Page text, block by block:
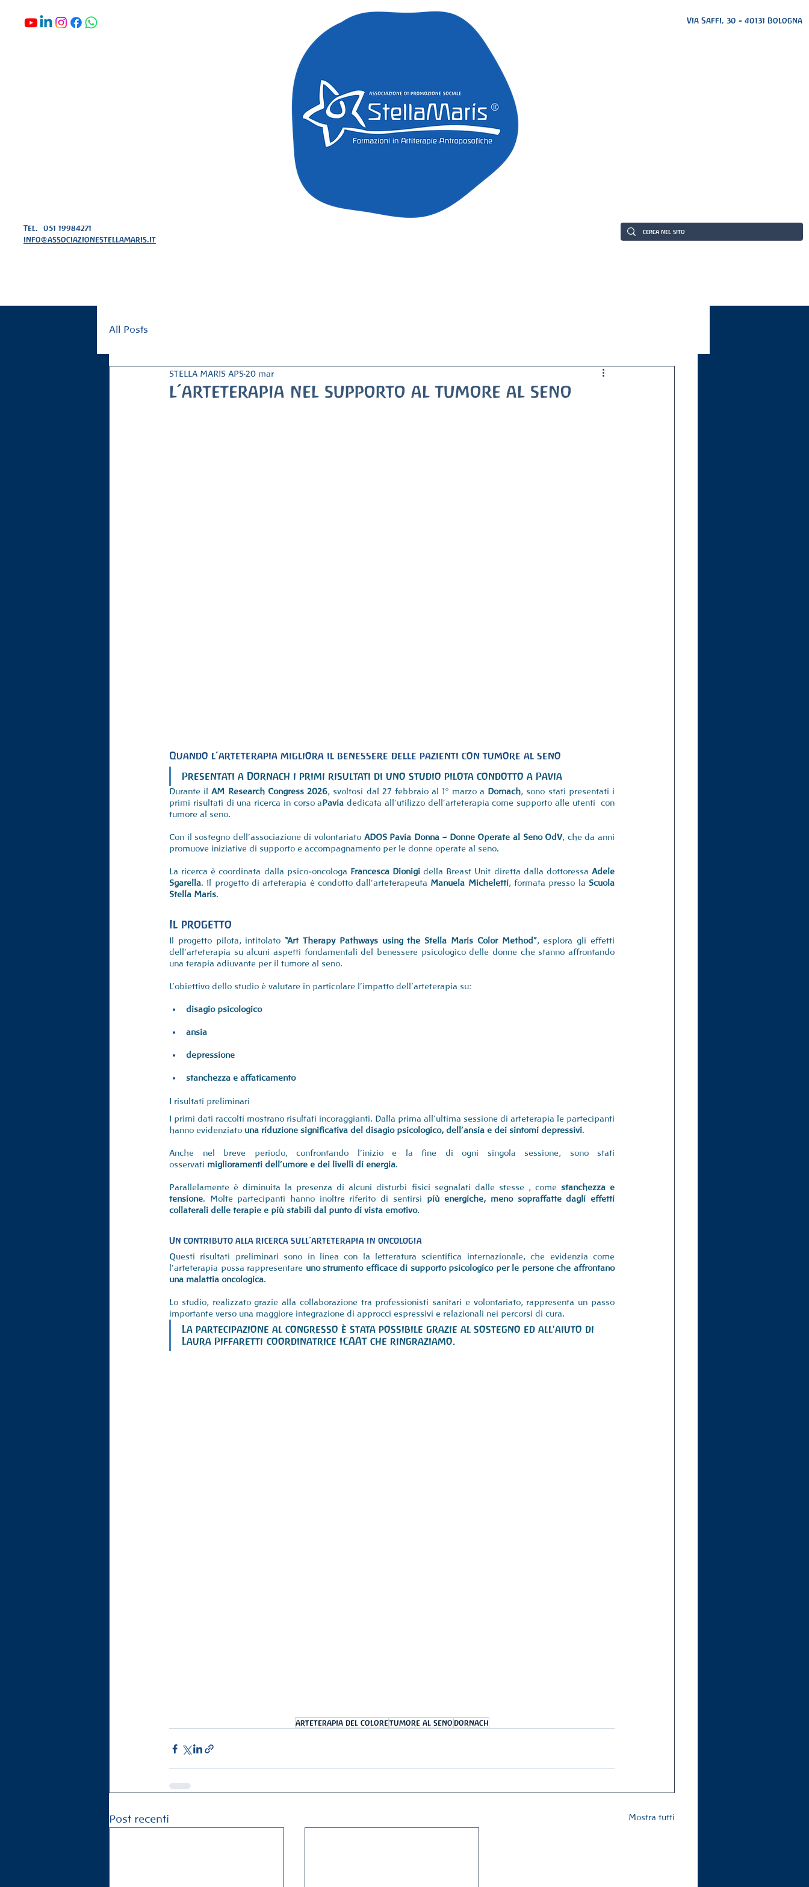
Tel. 051 19984271
info@associazionestellamaris.it
Via Saffi, 30 - 40131 Bologna
All Posts
l’arteterapia nel supporto al tumore al seno
STELLA MARIS APS20 mar
Quando l’arteterapia migliora il benessere delle pazienti con tumore al seno
Presentati a Dornach i primi risultati di uno studio pilota condotto a Pavia
Durante il AM Research Congress 2026, svoltosi dal 27 febbraio al 1° marzo a Dornach, sono stati presentati i
primi risultati di una ricerca in corso aPavia dedicata all’utilizzo dell’arteterapia come supporto alle utenti  con
tumore al seno.
Con il sostegno dell’associazione di volontariato ADOS Pavia Donna – Donne Operate al Seno OdV, che da anni
promuove iniziative di supporto e accompagnamento per le donne operate al seno.
La ricerca è coordinata dalla psico-oncologa Francesca Dionigi della Breast Unit diretta dalla dottoressa Adele
Sgarella. Il progetto di arteterapia è condotto dall’arteterapeuta Manuela Micheletti, formata presso la Scuola
Stella Maris.
Il progetto
Il progetto pilota, intitolato “Art Therapy Pathways using the Stella Maris Color Method”, esplora gli effetti
dell’arteterapia su alcuni aspetti fondamentali del benessere psicologico delle donne che stanno affrontando
una terapia adiuvante per il tumore al seno.
L’obiettivo dello studio è valutare in particolare l’impatto dell’arteterapia su:
disagio psicologico
ansia
depressione
stanchezza e affaticamento
I risultati preliminari
I primi dati raccolti mostrano risultati incoraggianti. Dalla prima all’ultima sessione di arteterapia le partecipanti
hanno evidenziato una riduzione significativa del disagio psicologico, dell’ansia e dei sintomi depressivi.
Anche nel breve periodo, confrontando l’inizio e la fine di ogni singola sessione, sono stati
osservati miglioramenti dell’umore e dei livelli di energia.
Parallelamente è diminuita la presenza di alcuni disturbi fisici segnalati dalle stesse , come stanchezza e
tensione. Molte partecipanti hanno inoltre riferito di sentirsi più energiche, meno sopraffatte dagli effetti
collaterali delle terapie e più stabili dal punto di vista emotivo.
Un contributo alla ricerca sull’arteterapia in oncologia
Questi risultati preliminari sono in linea con la letteratura scientifica internazionale, che evidenzia come
l’arteterapia possa rappresentare uno strumento efficace di supporto psicologico per le persone che affrontano
una malattia oncologica.
Lo studio, realizzato grazie alla collaborazione tra professionisti sanitari e volontariato, rappresenta un passo
importante verso una maggiore integrazione di approcci espressivi e relazionali nei percorsi di cura.
La partecipazione al congresso è stata possibile grazie al sostegno ed all'aiuto di
Laura Piffaretti coordinatrice ICAAT che ringraziamo.
arteterapia del coloretumore al senodornach
Post recenti Mostra tutti